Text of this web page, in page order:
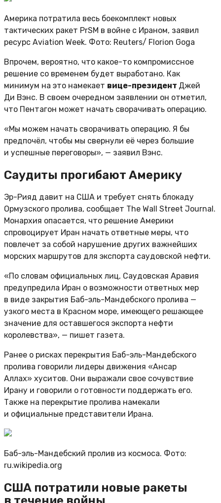
Америка потратила весь боекомплект новых
тактических ракет PrSM в войне с Ираном, заявил
ресурс Aviation Week. Фото: Reuters/ Florion Goga
Впрочем, вероятно, что какое-то компромиссное
решение со временем будет выработано. Как
минимум на это намекает вице-президент Джей
Ди Вэнс. В своем очередном заявлении он отметил,
что Пентагон может начать сворачивать операцию.
«Мы можем начать сворачивать операцию. Я бы
предпочёл, чтобы мы свернули её через большие
и успешные переговоры», — заявил Вэнс.
Саудиты прогибают Америку
Эр-Рияд давит на США и требует снять блокаду
Ормузского пролива, сообщает The Wall Street Journal.
Монархия опасается, что решение Америки
спровоцирует Иран начать ответные меры, что
повлечет за собой нарушение других важнейших
морских маршрутов для экспорта саудовской нефти.
«По словам официальных лиц, Саудовская Аравия
предупредила Иран о возможности ответных мер
в виде закрытия Баб-эль-Мандебского пролива —
узкого места в Красном море, имеющего решающее
значение для оставшегося экспорта нефти
королевства», — пишет газета.
Ранее о рисках перекрытия Баб-эль-Мандебского
пролива говорили лидеры движения «Ансар
Аллах» хуситов. Они выражали свое сочувствие
Ирану и говорили о готовности поддержать его.
Также на перекрытие пролива намекали
и официальные представители Ирана.
Баб-эль-Мандебский пролив из космоса. Фото:
ru.wikipedia.org
США потратили новые ракеты